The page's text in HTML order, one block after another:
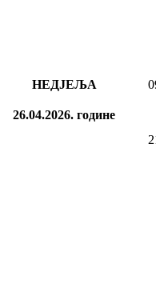
НЕДЈЕЉА
26.04.2026. године